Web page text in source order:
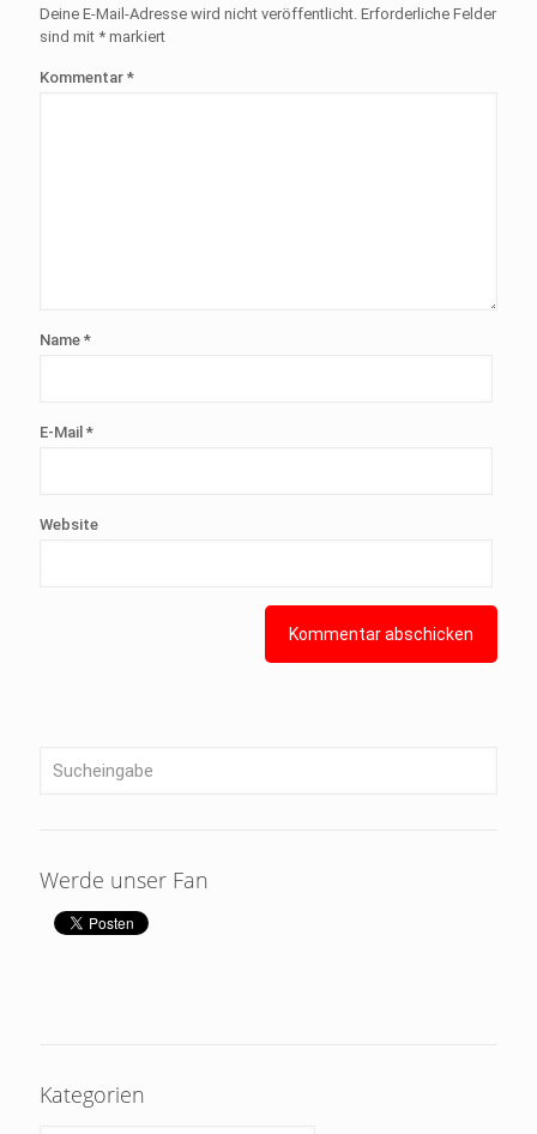
Deine E-Mail-Adresse wird nicht veröffentlicht. Erforderliche Felder
sind mit * markiert
Kommentar *
Name *
E-Mail *
Website
Werde unser Fan
Kategorien